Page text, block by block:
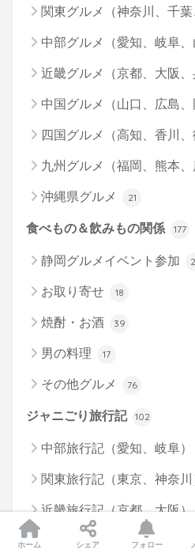
関東グルメ（神奈川、千葉
中部グルメ（愛知、岐阜、
近畿グルメ（京都、大阪、
中国グルメ（山口、広島、
四国グルメ（高知、香川、
九州グルメ（福岡、熊本、
沖縄県グルメ 21
食べもの＆飲みもの関係 177
静岡グルメイベント参加
お取り寄せ 18
焼酎・お酒 39
男の料理 17
その他グルメ 76
ジャニごり旅行記 102
中部旅行記（愛知、岐阜）
関東旅行記（東京、神奈川
近畿旅行記（京都、大阪）
中国・四国旅行記（香川
ホーム シェア フォロー